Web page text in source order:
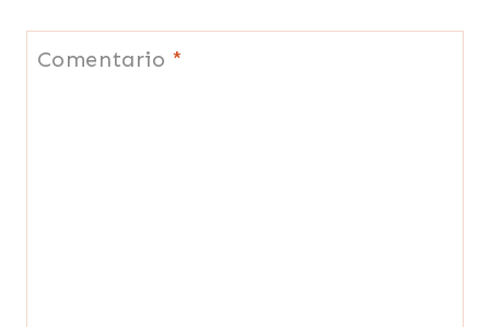
Comentario *